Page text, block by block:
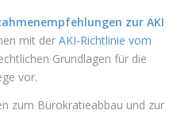
zur AKI
mit der AKI-Richtlinie vom
Grundlagen für die
vor.
zum Bürokratieabbau und zur